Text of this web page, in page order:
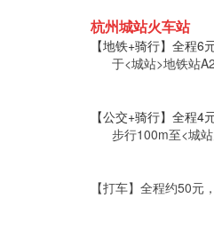
杭州城站火车站
【地铁+骑行】全程6
于<城站>地铁站A2
【公交+骑行】全程4
步行100m至<城站
【打车】全程约50元